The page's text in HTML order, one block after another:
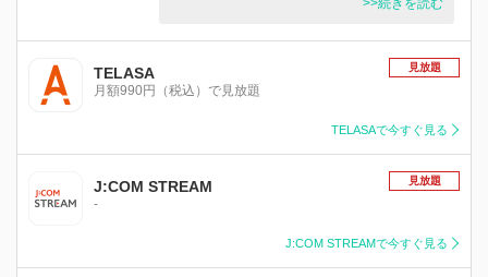
TELASA
月額990円（税込）で見放題
見放題
TELASAで今すぐ見る
J:COM STREAM
-
見放題
J:COM STREAMで今すぐ見る